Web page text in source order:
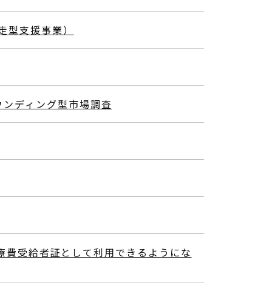
支援事業）
ディング型市場調査
受給者証として利用できるようにな